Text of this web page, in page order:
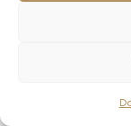
Der Aufenthalt
keinem Falle